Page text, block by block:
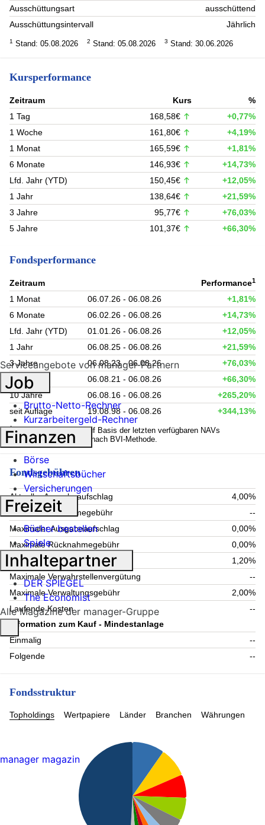
Ausschüttungsart
ausschüttend
Ausschüttungsintervall
Jährlich
1 Stand: 05.08.2026 2 Stand: 05.08.2026 3 Stand: 30.06.2026
Kursperformance
Zeitraum Kurs
%
1 Tag
168,58€
+0,77%
1 Woche
161,80€
+4,19%
1 Monat
165,59€
+1,81%
6 Monate
146,93€
+14,73%
Lfd. Jahr (YTD)
150,45€
+12,05%
1 Jahr
138,64€
+21,59%
3 Jahre
95,77€
+76,03%
5 Jahre
101,37€ +66,30%
Fondsperformance
Zeitraum Performance1
1 Monat 06.07.26 - 06.08.26
+1,81%
6 Monate
06.02.26 - 06.08.26
+14,73%
Lfd. Jahr (YTD)
01.01.26 - 06.08.26
+12,05%
1 Jahr
06.08.25 - 06.08.26
+21,59%
3 Jahre
06.08.23 - 06.08.26
+76,03%
5 Jahre
06.08.21 - 06.08.26
+66,30%
10 Jahre
06.08.16 - 06.08.26
+265,20%
seit Auflage
19.08.98 - 06.08.26 +344,13%
1Kennzahlen werden auf Basis der letzten verfügbaren NAVs
berechnet. Berechnung nach BVI-Methode.
Fondsgebühren
Aktueller Ausgabeaufschlag
4,00%
Aktuelle Rücknahmegebühr
--
Maximaler Ausgabeaufschlag
0,00%
Maximale Rücknahmegebühr
0,00%
Aktuelle Verwaltungsgebühr
1,20%
Maximale Verwahrstellenvergütung
--
Maximale Verwaltungsgebühr
2,00%
Laufende Kosten
--
Information zum Kauf - Mindestanlage
Einmalig
--
Folgende
--
Fondsstruktur
Topholdings Wertpapiere Länder Branchen Währungen
Serviceangebote von manager-Partnern
Job
Brutto-Netto-Rechner
Kurzarbeitergeld-Rechner
Finanzen
Börse
Wirtschaftsbücher
Versicherungen
Freizeit
Bücher bestellen
Spiele
Inhaltepartner
DER SPIEGEL
The Economist
Alle Magazine der manager-Gruppe
manager magazin